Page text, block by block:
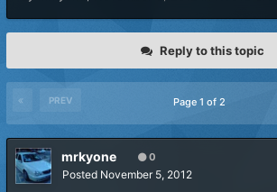
Reply to this topic
PREV Page 1 of 2
mrkyone 0
Posted November 5, 2012